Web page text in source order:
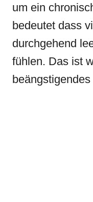
um ein
bedeutet dass
durchgehend
fühlen. Das ist